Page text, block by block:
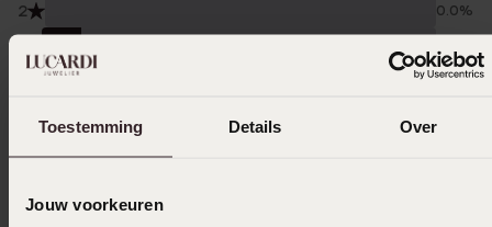
Toestemming Details Over
Jouw voorkeuren
2 0.0%
Trusted shops
Filter